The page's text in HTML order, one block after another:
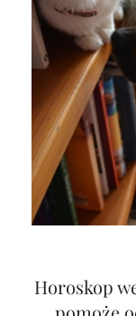
Horoskop